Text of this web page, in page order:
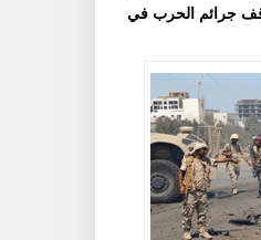
جرائم الحرب في